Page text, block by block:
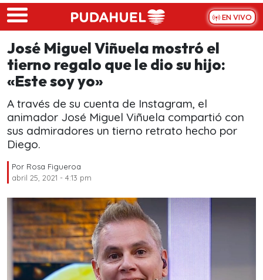
Skip to main content
EN VIVO
José Miguel Viñuela mostró el
tierno regalo que le dio su hijo:
«Este soy yo»
A través de su cuenta de Instagram, el
animador José Miguel Viñuela compartió con
sus admiradores un tierno retrato hecho por
Diego.
Por Rosa Figueroa
abril 25, 2021 - 4:13 pm